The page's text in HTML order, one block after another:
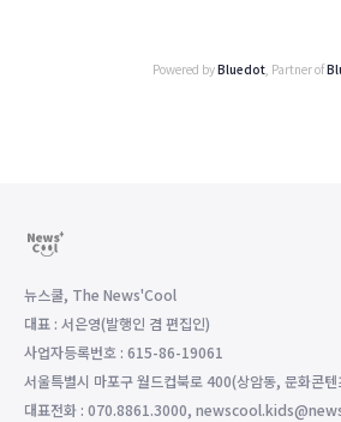
Powered byBluedot , Partner of
뉴스쿨, The News'Cool
대표 : 서은영(발행인 겸 편집인)
사업자등록번호 : 615-86-19061
서울특별시 마포구 월드컵북로 400(상암동, 문화콘
대표전화 : 070.8861.3000,